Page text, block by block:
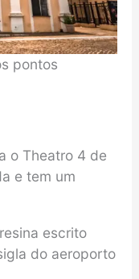
pontos
o Theatro 4 de
e tem um
escrito
do aeroporto